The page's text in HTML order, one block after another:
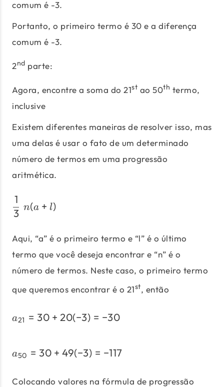
comum é -3.
Portanto, o primeiro termo é 30 e a diferença
comum é -3.
2nd parte:
Agora, encontre a soma do 21st ao 50th termo,
inclusive
Existem diferentes maneiras de resolver isso, mas
uma delas é usar o fato de um determinado
número de termos em uma progressão
aritmética.
3
1
n(a + l)
Aqui, “a” é o primeiro termo e “l” é o último
termo que você deseja encontrar e “n” é o
número de termos. Neste caso, o primeiro termo
que queremos encontrar é o 21st, então
a_{21} = 30 + 20 (-3) = -
a21 = 30 + 20(−3) = −30
a_{50} = 30 + 49 (-3) = -
a50 = 30 + 49(−3) = −117
Colocando valores na fórmula de progressão